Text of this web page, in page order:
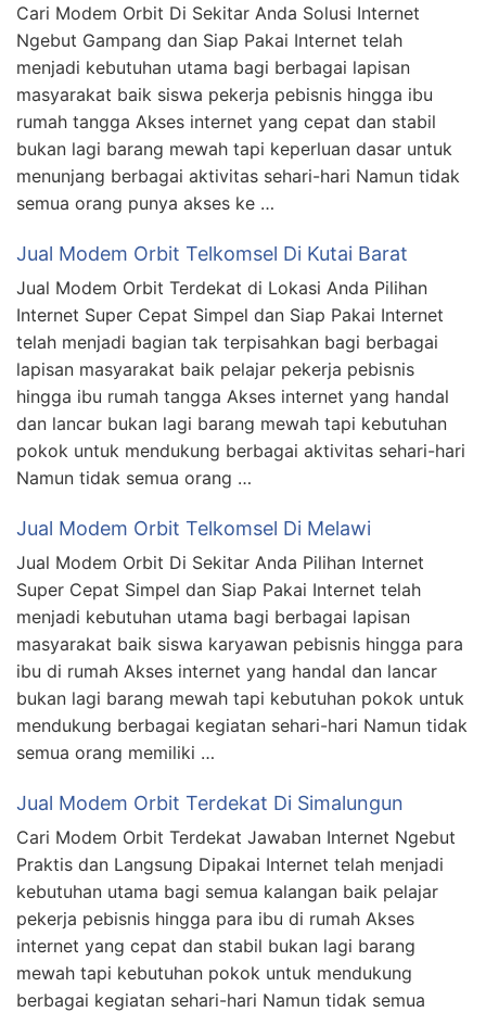
Cari Modem Orbit Di Sekitar Anda Solusi Internet
Ngebut Gampang dan Siap Pakai Internet telah
menjadi kebutuhan utama bagi berbagai lapisan
masyarakat baik siswa pekerja pebisnis hingga ibu
rumah tangga Akses internet yang cepat dan stabil
bukan lagi barang mewah tapi keperluan dasar untuk
menunjang berbagai aktivitas sehari-hari Namun tidak
semua orang punya akses ke …
Jual Modem Orbit Telkomsel Di Kutai Barat
Jual Modem Orbit Terdekat di Lokasi Anda Pilihan
Internet Super Cepat Simpel dan Siap Pakai Internet
telah menjadi bagian tak terpisahkan bagi berbagai
lapisan masyarakat baik pelajar pekerja pebisnis
hingga ibu rumah tangga Akses internet yang handal
dan lancar bukan lagi barang mewah tapi kebutuhan
pokok untuk mendukung berbagai aktivitas sehari-hari
Namun tidak semua orang …
Jual Modem Orbit Telkomsel Di Melawi
Jual Modem Orbit Di Sekitar Anda Pilihan Internet
Super Cepat Simpel dan Siap Pakai Internet telah
menjadi kebutuhan utama bagi berbagai lapisan
masyarakat baik siswa karyawan pebisnis hingga para
ibu di rumah Akses internet yang handal dan lancar
bukan lagi barang mewah tapi kebutuhan pokok untuk
mendukung berbagai kegiatan sehari-hari Namun tidak
semua orang memiliki …
Jual Modem Orbit Terdekat Di Simalungun
Cari Modem Orbit Terdekat Jawaban Internet Ngebut
Praktis dan Langsung Dipakai Internet telah menjadi
kebutuhan utama bagi semua kalangan baik pelajar
pekerja pebisnis hingga para ibu di rumah Akses
internet yang cepat dan stabil bukan lagi barang
mewah tapi kebutuhan pokok untuk mendukung
berbagai kegiatan sehari-hari Namun tidak semua